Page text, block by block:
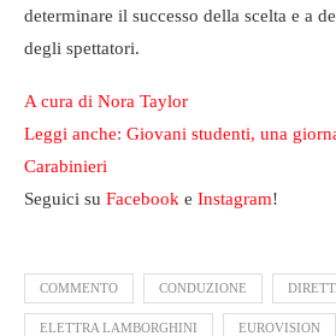
determinare il successo della scelta e a
degli spettatori.
A cura di Nora Taylor
Leggi anche: Giovani studenti, una
Carabinieri
Seguici su Facebook e Instagram!
COMMENTO CONDUZIONE
ELETTRA LAMBORGHINI EUROVISION